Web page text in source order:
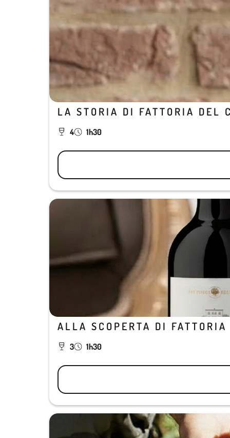
LA STORIA DI FATTORIA DEL
4 1h30
ALLA SCOPERTA DI FATTORIA
3 1h30